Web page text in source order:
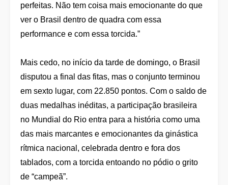
perfeitas. Não tem coisa mais emocionante do que
ver o Brasil dentro de quadra com essa
performance e com essa torcida.”
Mais cedo, no início da tarde de domingo, o Brasil
disputou a final das fitas, mas o conjunto terminou
em sexto lugar, com 22.850 pontos. Com o saldo de
duas medalhas inéditas, a participação brasileira
no Mundial do Rio entra para a história como uma
das mais marcantes e emocionantes da ginástica
rítmica nacional, celebrada dentro e fora dos
tablados, com a torcida entoando no pódio o grito
de “campeã”.